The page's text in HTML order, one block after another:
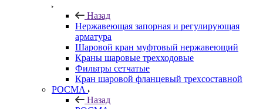
Назад
Нержавеющая запорная и регулирующая
арматура
Шаровой кран муфтовый нержавеющий
Краны шаровые трехходовые
Фильтры сетчатые
Кран шаровой фланцевый трехсоставной
РОСМА
Назад